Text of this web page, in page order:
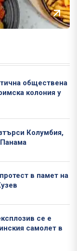
обществена
колония у
Колумбия,
в памет на
се е
самолет в